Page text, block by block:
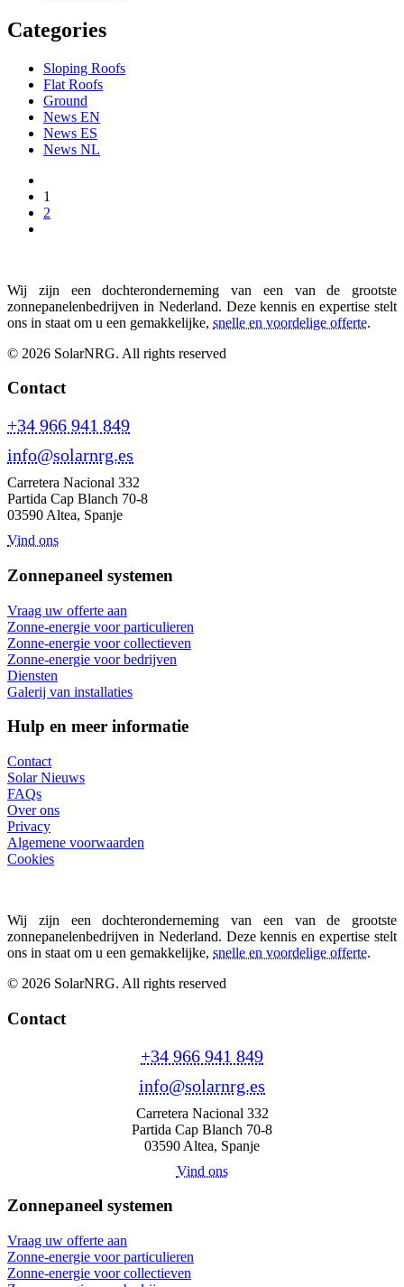
Categories
Sloping Roofs
Flat Roofs
Ground
News EN
News ES
News NL
1
2
Wij zijn een dochteronderneming van een van de grootste
zonnepanelenbedrijven in Nederland. Deze kennis en expertise stelt
ons in staat om u een gemakkelijke, snelle en voordelige offerte.
© 2026 SolarNRG. All rights reserved
Contact
+34 966 941 849
info@solarnrg.es
Carretera Nacional 332
Partida Cap Blanch 70-8
03590 Altea, Spanje
Vind ons
Zonnepaneel systemen
Vraag uw offerte aan
Zonne-energie voor particulieren
Zonne-energie voor collectieven
Zonne-energie voor bedrijven
Diensten
Galerij van installaties
Hulp en meer informatie
Contact
Solar Nieuws
FAQs
Over ons
Privacy
Algemene voorwaarden
Cookies
Wij zijn een dochteronderneming van een van de grootste
zonnepanelenbedrijven in Nederland. Deze kennis en expertise stelt
ons in staat om u een gemakkelijke, snelle en voordelige offerte.
© 2026 SolarNRG. All rights reserved
Contact
+34 966 941 849
info@solarnrg.es
Carretera Nacional 332
Partida Cap Blanch 70-8
03590 Altea, Spanje
Vind ons
Zonnepaneel systemen
Vraag uw offerte aan
Zonne-energie voor particulieren
Zonne-energie voor collectieven